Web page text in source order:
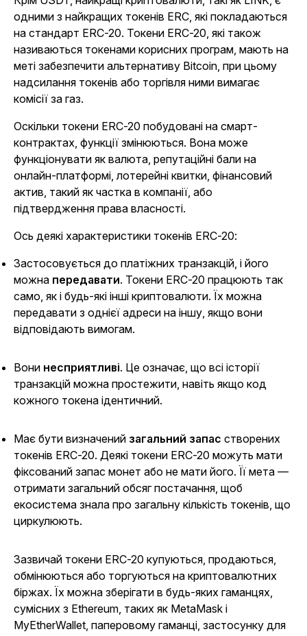
одними з найкращих токенів ERC, які покладаються
на стандарт ERC-20. Токени ERC-20, які також
називаються токенами корисних програм, мають на
меті забезпечити альтернативу Bitcoin, при цьому
надсилання токенів або торгівля ними вимагає
комісії за газ.
Оскільки токени ERC-20 побудовані на смарт-
контрактах, функції змінюються. Вона може
функціонувати як валюта, репутаційні бали на
онлайн-платформі, лотерейні квитки, фінансовий
актив, такий як частка в компанії, або
підтвердження права власності.
Ось деякі характеристики токенів ERC-20:
Застосовується до платіжних транзакцій, і його
можна передавати. Токени ERC-20 працюють так
само, як і будь-які інші криптовалюти. Їх можна
передавати з однієї адреси на іншу, якщо вони
відповідають вимогам.
Вони несприятливі. Це означає, що всі історії
транзакцій можна простежити, навіть якщо код
кожного токена ідентичний.
Має бути визначений загальний запас створених
токенів ERC-20. Деякі токени ERC-20 можуть мати
фіксований запас монет або не мати його. Її мета —
отримати загальний обсяг постачання, щоб
екосистема знала про загальну кількість токенів, що
циркулюють.
Зазвичай токени ERC-20 купуються, продаються,
обмінюються або торгуються на криптовалютних
біржах. Їх можна зберігати в будь-яких гаманцях,
сумісних з Ethereum, таких як MetaMask і
MyEtherWallet, паперовому гаманці, застосунку для